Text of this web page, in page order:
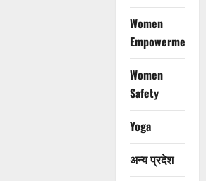
Women
Empowerment
Women
Safety
Yoga
अन्य प्रदेश